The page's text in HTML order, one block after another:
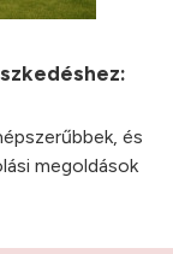
és
megoldások